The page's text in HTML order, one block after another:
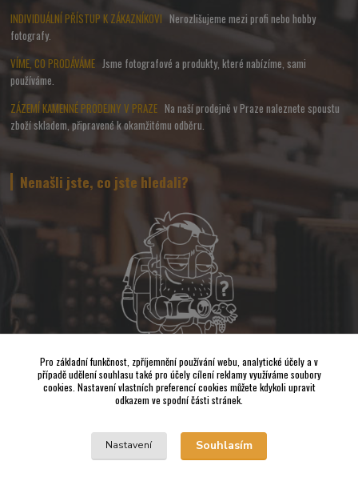
INDIVIDUÁLNÍ PŘÍSTUP K ZÁKAZNÍKOVI Nerozlišujeme mezi profi nebo hobby
fotografy.
VÍME, CO PRODÁVÁMEJsme fotografové a produkty, které nabízíme, sami
používáme.
ZÁZEMÍ KAMENNÉ PRODEJNY V PRAZENa naší prodejně v Praze naleznete spoustu
zboží skladem, připravené k okamžitému odběru.
Nenašli jste, co jste hledali?
Napište nám a pokusíme se udělat vše, abychom pro Vás sehnali to
nejvhodnější FOTO a VIDEO příslušenství.
Pro základní funkčnost, zpříjemnění používání webu, analytické účely a v
případě udělení souhlasu také pro účely cílení reklamy využíváme soubory
cookies. Nastavení vlastních preferencí cookies můžete kdykoli upravit
odkazem ve spodní části stránek.
Nastavení Souhlasím